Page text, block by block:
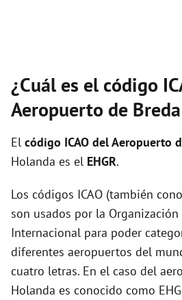
¿Cuál es el código
Aeropuerto de
El código ICAO delAeropuerto
Holanda es el EHGR.
Los códigos ICAO (también
son usados por la
Internacional para poder
diferentes aeropuertos del
cuatro letras. En el caso del
Holanda es conocido como